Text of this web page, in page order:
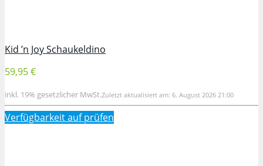
Kid ’n Joy Schaukeldino
59,95 €
inkl. 19% gesetzlicher MwSt.Zuletzt aktualisiert am: 6. August 2026 21:00
Verfügbarkeit aufprüfen